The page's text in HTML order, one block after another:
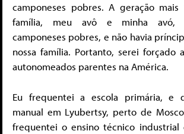
camponeses pobres. A geração
família, meu avô e minha avó,
camponeses pobres, e não havia
nossa família. Portanto, serei forçado
autonomeados parentes na América.
Eu frequentei a escola primária, e
manual em Lyubertsy, perto de
frequentei o ensino técnico industrial